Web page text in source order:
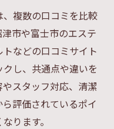
複数の口コミを比較
市や富士市のエステ
などの口コミサイト
し、共通点や違いを
スタッフ対応、清潔
評価されているポイ
ります。